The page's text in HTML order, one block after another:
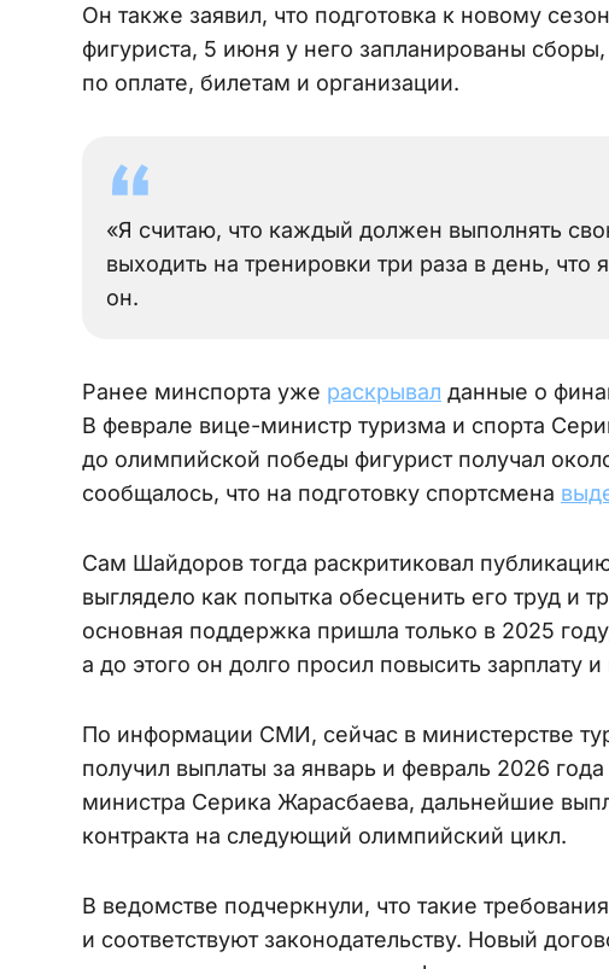
Он также заявил, что подготовка к новому
фигуриста, 5 июня у него запланированы
по оплате, билетам и организации.
«Я считаю, что каждый должен выполнять
выходить на тренировки три раза в день,
он.
Ранее минспорта уже раскрывал данные о
В феврале вице-министр туризма и спорта
до олимпийской победы фигурист получал
сообщалось, что на подготовку спортсмена
Сам Шайдоров тогда раскритиковал
выглядело как попытка обесценить его труд и
основная поддержка пришла только в 2025
а до этого он долго просил повысить зарплату
По информации СМИ, сейчас в министерстве
получил выплаты за январь и февраль 2026
министра Серика Жарасбаева, дальнейшие
контракта на следующий олимпийский цикл.
В ведомстве подчеркнули, что такие
и соответствуют законодательству. Новый